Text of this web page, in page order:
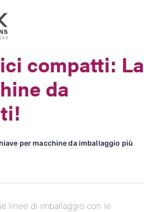
compatti: La
da
per macchine da imballaggio più
linee di imballaggio con le